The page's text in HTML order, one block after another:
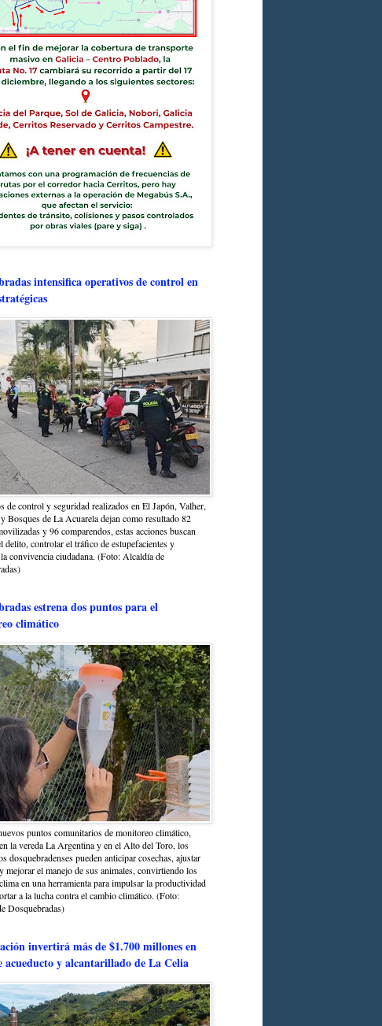
intensifica operativos de control en
de control y seguridad realizados en El Japón, Valher,
Bosques de La Acuarela dejan como resultado 82
y 96 comparendos, estas acciones buscan
delito, controlar el tráfico de estupefacientes y
convivencia ciudadana. (Foto: Alcaldía de
estrena dos puntos para el
climático
puntos comunitarios de monitoreo climático,
la vereda La Argentina y en el Alto del Toro, los
dosquebradenses pueden anticipar cosechas, ajustar
mejorar el manejo de sus animales, convirtiendo los
en una herramienta para impulsar la productividad
a la lucha contra el cambio climático. (Foto:
Dosquebradas)
invertirá más de $1.700 millones en
acueducto y alcantarillado de La Celia